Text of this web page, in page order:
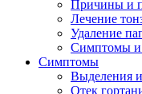
Причины и
Лечение
Удаление
Симптомы и
Симптомы
Выделения
Отек